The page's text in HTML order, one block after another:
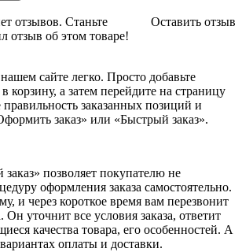
Оставить отзыв
отзывов. Станьте
отзыв об этом товаре!
сайте легко. Просто добавьте
корзину, а затем перейдите на страницу
правильность заказанных позиций и
заказ» или «Быстрый заказ».
позволяет покупателю не
оформления заказа самостоятельно.
и через короткое время вам перезвонит
уточнит все условия заказа, ответит
качества товара, его особенностей. А
оплаты и доставки.